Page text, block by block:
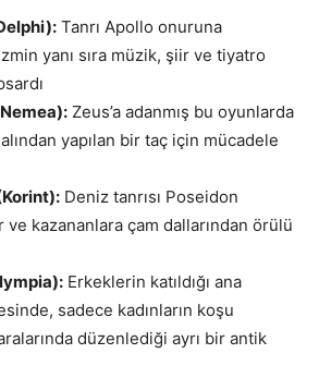
Tanrı Apollo onuruna
yanı sıra müzik, şiir ve tiyatro
Zeus’a adanmış bu oyunlarda
yapılan bir taç için mücadele
Deniz tanrısı Poseidon
kazananlara çam dallarından örülü
Erkeklerin katıldığı ana
sadece kadınların koşu
düzenlediği ayrı bir antik